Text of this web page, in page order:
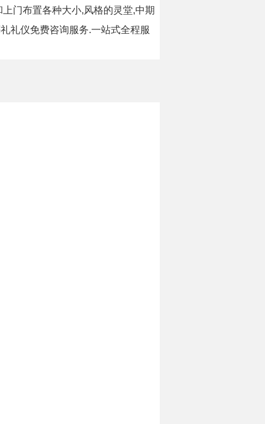
门布置各种大小,风格的灵堂,中期
礼仪免费咨询服务.一站式全程服